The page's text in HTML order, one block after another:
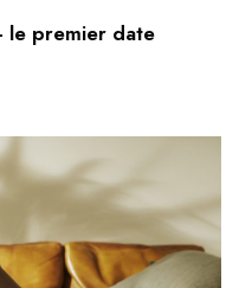
le premier date